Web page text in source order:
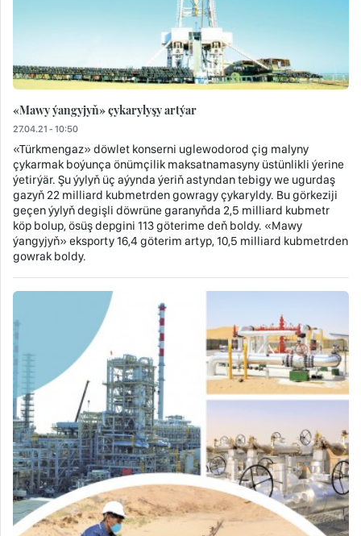
«Mawy ýangyjyň» çykarylyşy artýar
27.04.21 - 10:50
«Türkmengaz» döwlet konserni uglewodorod çig malyny
çykarmak boýunça önümçilik maksatnamasyny üstünlikli ýerine
ýetirýär. Şu ýylyň üç aýynda ýeriň astyndan tebigy we ugurdaş
gazyň 22 milliard kubmetrden gowragy çykaryldy. Bu görkeziji
geçen ýylyň degişli döwrüne garanyňda 2,5 milliard kubmetr
köp bolup, ösüş depgini 113 göterime deň boldy. «Mawy
ýangyjyň» eksporty 16,4 göterim artyp, 10,5 milliard kubmetrden
gowrak boldy.